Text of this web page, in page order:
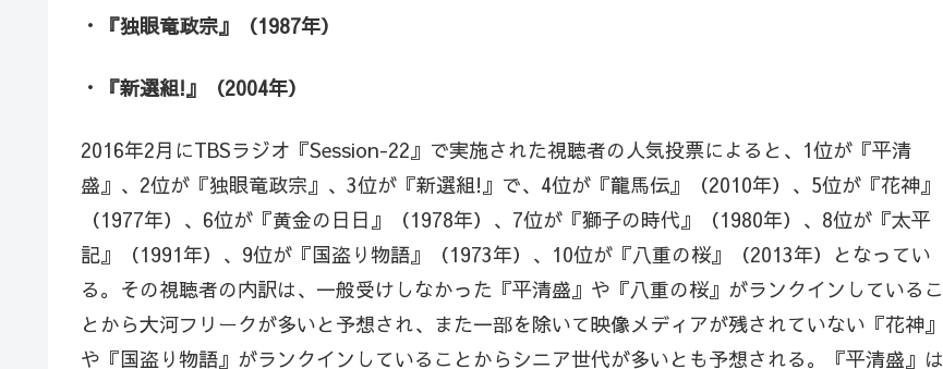
・『独眼竜政宗』（1987年）
・『新選組!』（2004年）
2016年2月にTBSラジオ『Session-22』で実施された視聴者の人気投票によると、1位が『平清
盛』、2位が『独眼竜政宗』、3位が『新選組!』で、4位が『龍馬伝』（2010年）、5位が『花神』
（1977年）、6位が『黄金の日日』（1978年）、7位が『獅子の時代』（1980年）、8位が『太平
記』（1991年）、9位が『国盗り物語』（1973年）、10位が『八重の桜』（2013年）となってい
る。その視聴者の内訳は、一般受けしなかった『平清盛』や『八重の桜』がランクインしているこ
とから大河フリークが多いと予想され、また一部を除いて映像メディアが残されていない『花神』
や『国盗り物語』がランクインしていることからシニア世代が多いとも予想される。『平清盛』は